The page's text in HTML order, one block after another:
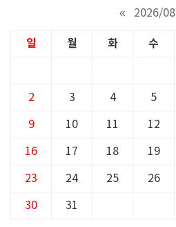
« 2026/08
일 월 화 수
2 3 4 5
9 10 11 12
16 17 18 19
23 24 25 26
30 31